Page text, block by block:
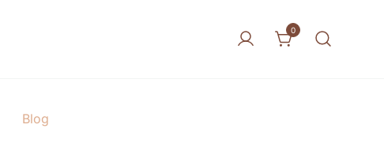
0
Blog